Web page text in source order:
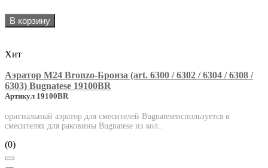
В корзину
Хит
Аэратор М24 Bronzo-Бронза (art. 6300 / 6302 / 6304 / 6308 /
6303) Bugnatese 19100BR
Артикул 19100BR
оригнальный аэратор для смесителей Bugnateseиспользуется в
смесителях для раковины Bugnatese из кол..
(0)